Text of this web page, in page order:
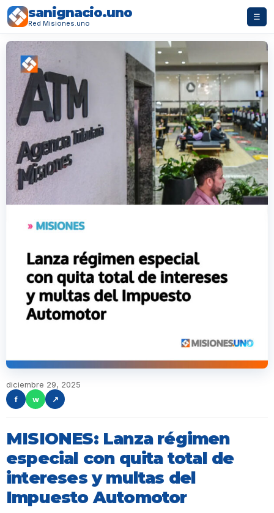
sanignacio.uno
Red Misiones.uno
☰
diciembre 29, 2025
f
w ↗
MISIONES: Lanza régimen
especial con quita total de
intereses y multas del
Impuesto Automotor